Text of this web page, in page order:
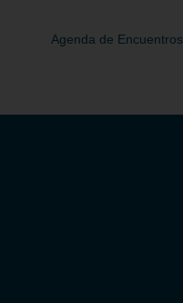
Agenda de Encuentros